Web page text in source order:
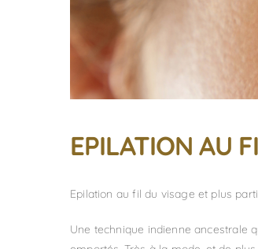
EPILATION AU
Epilation au fil du visage et plus
Une technique indienne ancestrale